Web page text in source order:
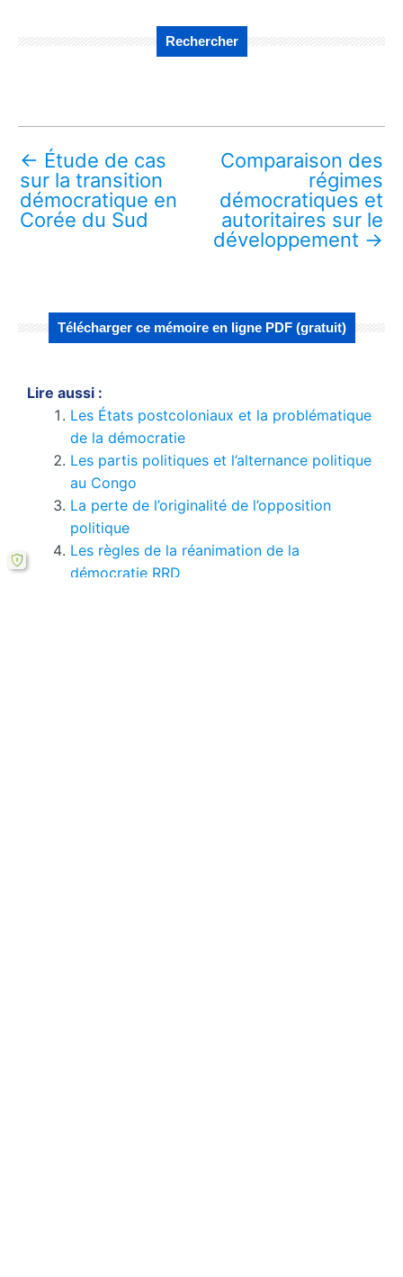
Rechercher
← Étude de cas
sur la transition
démocratique en
Corée du Sud
Comparaison des
régimes
démocratiques et
autoritaires sur le
développement →
Télécharger ce mémoire en ligne PDF (gratuit)
Lire aussi :
Les États postcoloniaux et la problématique
de la démocratie
Les partis politiques et l’alternance politique
au Congo
La perte de l’originalité de l’opposition
politique
Les règles de la réanimation de la
démocratie RRD